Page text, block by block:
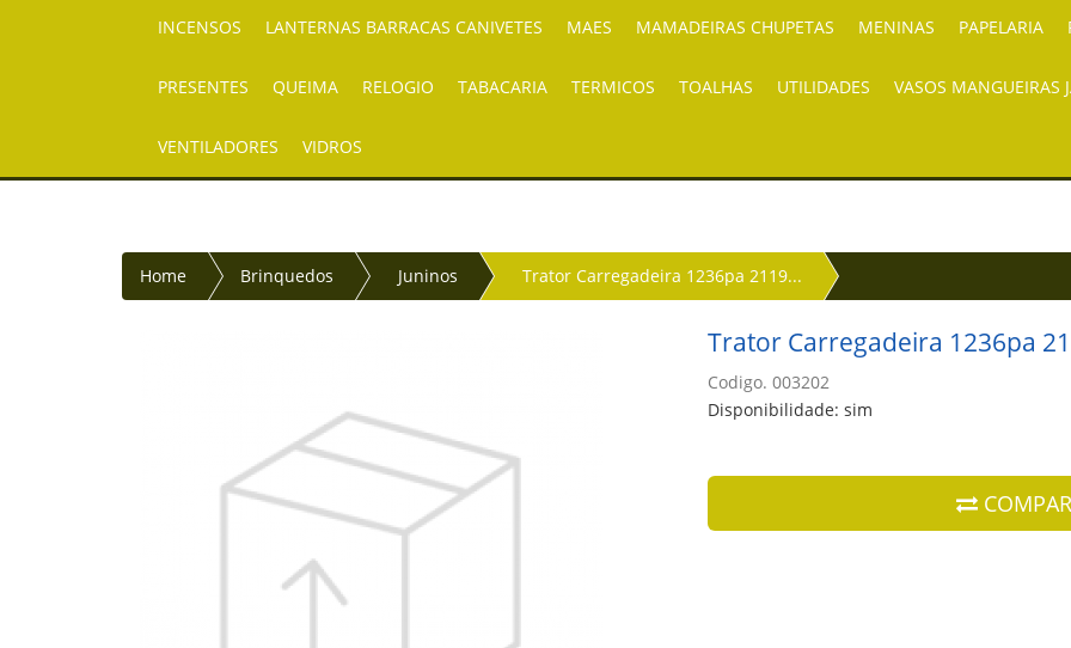
INCENSOS LANTERNAS BARRACAS CANIVETES MAES MAMADEIRAS CHUPETAS MENINAS PAPELARIA
PRESENTES QUEIMA RELOGIO TABACARIA TERMICOS TOALHAS UTILIDADES VASOS MANGUEIRAS
VENTILADORES VIDROS
Home Brinquedos Juninos Trator Carregadeira 1236pa 2119...
Trator Carregadeira 1236pa
Codigo. 003202
Disponibilidade: sim